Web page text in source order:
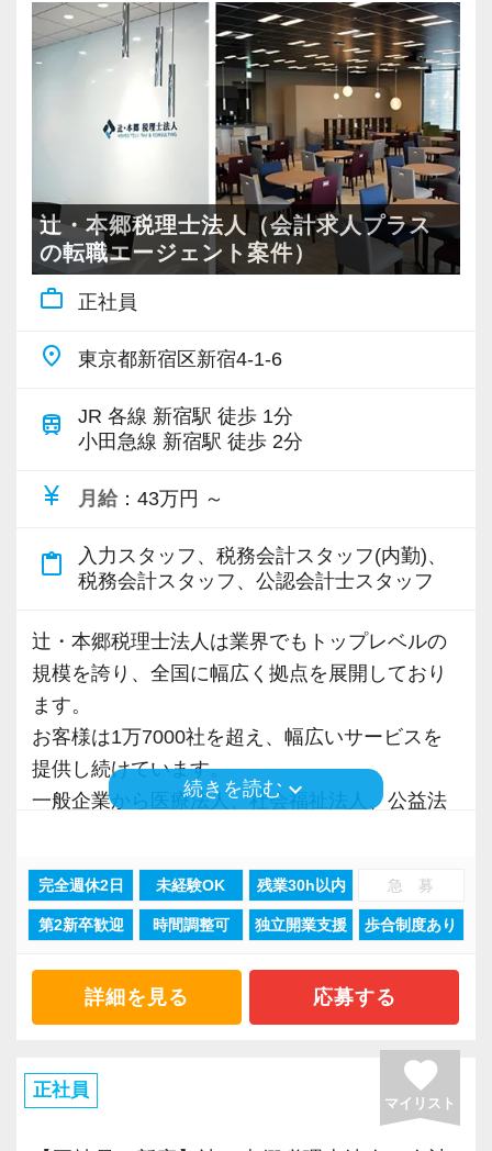
まだ入社１年目ですが、すでに法人20件・個人8
件を担当させてもらっています。
現在は、税理士を目指して勉強にも励んでいま
オフィスに税理士がいるので、わからないこと
はすぐ聞けるのがいいですね。
経験と知識をつけて、お客様から頼られる存
在、後輩の手本になるような存在になれるよう
に頑張っています。
会社の良いところは“温かさ”があります。
お客様に対しても、仲間に対しても、アットホ
ームで明るい会社です。
ったことの相談先にも迷わず、何でもすぐに聞
数字が好きで人と関わるのが好きな人でした
ら、この仕事に向いていると思います。
お客様からの「ありがとう」が、最大のやりが
いになります！
はじめての仕事には不安もあるかもしれません
が、当社は同じ目標をもったインターンの数も
当も充実。
税務能力検定等の資格検定に合格するともらえ
る「合格手当」、社員には入社3年（5万円）・5
年（10万円）を支給する「勤続手当」もありま
詳しくはこちら（リンク先：https://www.tokyo-
consulting.com/recruit/environment/benefits）
【成長のための5つのこだわりを大事にしていま
す】
仕事をする上では5つのこだわり「クイックレス
配り」を掲げ、一人ひとりが実行しています。
より多くの「ありがとう」と笑顔をいただき続
す。
【求職者へのメッセージ】
リアプランが明確な方が成長しています。
そのため、採用面接では「1年後、3年後、5年後
にどうなりたいか？」を必ずお聞きします。
たとえば希望年収があれば、その目標に向けて
どう仕事をすればいいのか具体的にお伝えしま
すので気軽に相談してください。
るというスタイルで、経験年数を積めば自動的
にキャリアアップするという仕組みになっては
ですから、ステップアップしたい人は、遠慮な
く自分から手を挙げてください。
「挑戦」と「成長」を後押しする社風なので失
敗を恐れずに目標に向かってチャレンジするこ
とができます。
採用動画① ～突撃インタビュー スタートア
ップ税理士法人のいいところ聞いてみた～
採用動画② スタートアップの「社員に密着さ
せてもらえませんか？」
業承継、相続、M＆A、再生・再編、国際税務な
ど、あらゆる業種・分野での案件を経験するこ
とができます。
■新宿ミライナタワー事務所のほか、日本全国に
事務所を展開していますので現地登用はもちろ
ん、Iターン、Uターンご希望の方も歓迎です。
またご家族の転勤や介護によって勤務地の移動
申請ができます。
■法人主催の定期研修会で最新の税務会計情報に
キャッチアップできるなど、スキルアップの支
■配属された部署で1年働いた後にFA制度が使え
ます。自己申請型で希望の部署に移動ができま
すので経験の幅を広げながらキャリアップを目
■全国のスタッフの勤務時間を本部で一元管理を
日に続いている方がいた際に部門の責任者に抑
制の指令が飛ぶようになっています。そのため
■通常の始業時間に対し、前後1時間または2時
間を始業時間にできる制度を導入していますの
で、ライフスタイルにあわせて最適な時間帯で
勤務できます。その他、時短勤務、リモートワ
ークも相談可能です。
す。
転勤・介護などの理由による勤務地の異動が申
請できますので、長く安心して働いてもらえま
辻・本郷税理士法人では人材育成を重要な課題
として取り組んでいます。
新人研修、マネージャー研修、全体研修、個別
事例研修など用意しながらスタッフの成長をバ
ックアップしています。
他にも会計人として押さえるべき重要項目につ
いて法改正に関する勉強会や内部・外部から講
師陣を招きスタッフ全体で知識の共有を図りま
士など、税務・会計に関わる様々な分野のエキ
そして案件によっては、チームを組んで業務を
進めることもありますので、他のエキスパート
による協力と刺激を受けながら自身の専門スキ
ルを磨けます。
会計事務所に限らずこれまでのご経験や取得さ
れた資格など、大いに活かしながら活躍するこ
とが出来ます。
◆会計とITの知識を使って活躍したい方
◆様々な専門分野の業務にチャレンジしたい方
つけたい方
き、プロフェッショナルとして活躍しません
か？
辻・本郷税理士法人（会計求人プラス
の転職エージェント案件）
work_outline 正社員
place 東京都新宿区新宿4-1-6
train
JR 各線 新宿駅 徒歩 1分
小田急線 新宿駅 徒歩 2分
currency_yen 月給 ：43万円 ～
content_paste
入力スタッフ、税務会計スタッフ(内勤)、
税務会計スタッフ、公認会計士スタッフ
辻・本郷税理士法人は業界でもトップレベルの
規模を誇り、全国に幅広く拠点を展開しており
ます。
お客様は1万7000社を超え、幅広いサービスを
提供し続けています。
一般企業から医療法人、社会福祉法人、公益法
ら大手企業まで、多種多様な業種のお客様との
業務経験を積む事ができます。
そんな環境があるからこそ業務バリエーション
援、事業承継、相続、M＆A、再編・再生、国際
税務など、幅広い分野での税務・会計業務を経
験出来るとともに、あなたに最適な専門業務が
見つかります！
続きを読む keyboard_arrow_down
完全週休2日 未経験OK 残業30h以内 急 募
第2新卒歓迎 時間調整可 独立開業支援 歩合制度あり
詳細を見る 応募する
正社員 favorite
マイリスト